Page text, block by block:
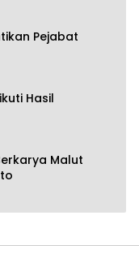
Pejabat
Hasil
Malut